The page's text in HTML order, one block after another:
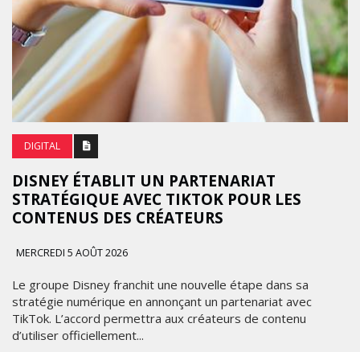
DIGITAL
DISNEY ÉTABLIT UN PARTENARIAT
STRATÉGIQUE AVEC TIKTOK POUR LES
CONTENUS DES CRÉATEURS
MERCREDI 5 AOÛT 2026
Le groupe Disney franchit une nouvelle étape dans sa
stratégie numérique en annonçant un partenariat avec
TikTok. L’accord permettra aux créateurs de contenu
d’utiliser officiellement...